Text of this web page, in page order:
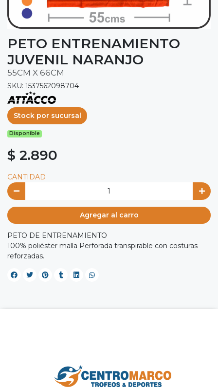
PETO ENTRENAMIENTO
JUVENIL NARANJO
55CM X 66CM
SKU: 1537562098704
Stock por sucursal
Disponible
$ 2.890
CANTIDAD
Agregar al carro
PETO DE ENTRENAMIENTO
100% poliéster malla Perforada transpirable con costuras
reforzadas.